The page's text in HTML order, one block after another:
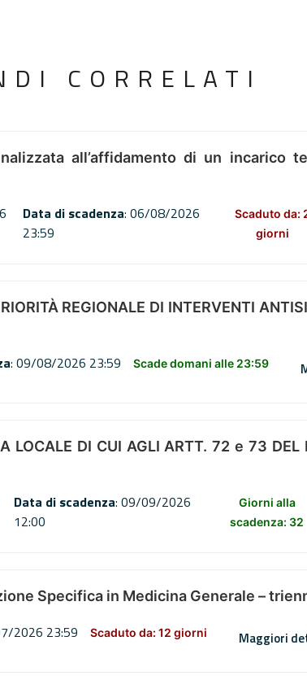
CORRELATI
all’affidamento di un incarico
Data di scadenza: 06/08/2026
23:59
Scaduto da:
giorni
REGIONALE DI INTERVENTI
: 09/08/2026 23:59 Scade domani alle 23:59
LOCALE DI CUI AGLI ARTT. 72 e 73
Data di scadenza: 09/09/2026
12:00
Giorni alla
scadenza: 32
Specifica in Medicina Generale –
2026 23:59 Scaduto da: 12 giorni Maggiori